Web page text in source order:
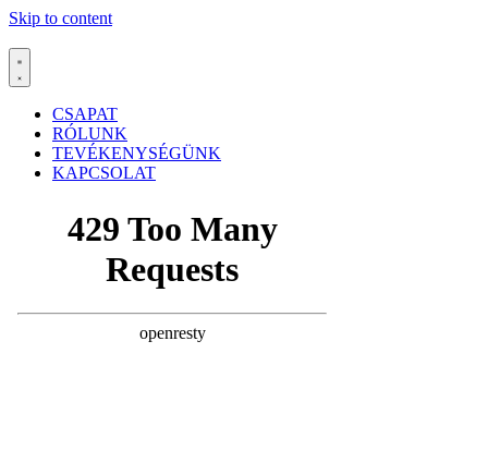
Skip to content
CSAPAT
RÓLUNK
TEVÉKENYSÉGÜNK
KAPCSOLAT